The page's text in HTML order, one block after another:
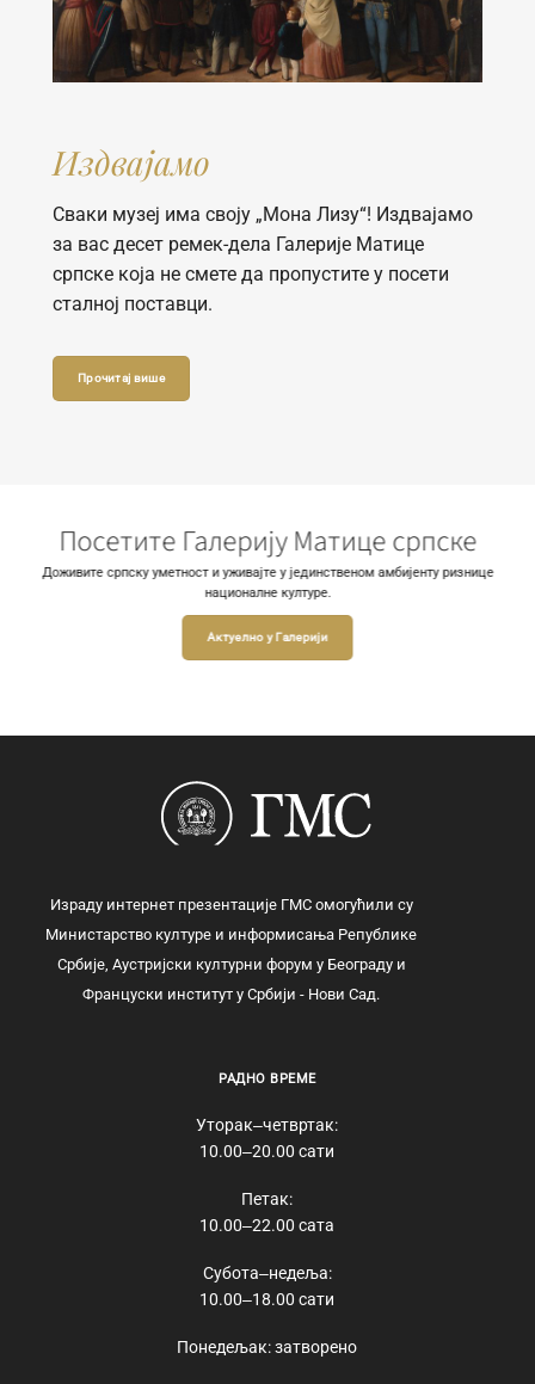
Издвајамо
Сваки музеј има своју „Мона Лизу“! Издвајамо
за вас десет ремек-дела Галерије Матице
српске која не смете да пропустите у посети
сталној поставци.
Прочитај више
Посетите Галерију Матице српске
Доживите српску уметност и уживајте у јединственом амбијенту ризнице
националне културе.
Актуелно у Галерији
Израду интернет презентације ГМС омогућили су
Министарство културе и информисања Републике
Србије, Аустријски културни форум у Београду и
Француски институт у Србији - Нови Сад.
РАДНО ВРЕМЕ
Уторак‒четвртак:
10.00‒20.00 сати
Петак:
10.00‒22.00 сата
Субота‒недеља:
10.00‒18.00 сати
Понедељак: затворено